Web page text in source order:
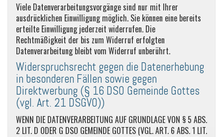
Viele Datenverarbeitungsvorgänge sind nur mit Ihrer
ausdrücklichen Einwilligung möglich. Sie können eine bereits
erteilte Einwilligung jederzeit widerrufen. Die
Rechtmäßigkeit der bis zum Widerruf erfolgten
Datenverarbeitung bleibt vom Widerruf unberührt.
Widerspruchsrecht gegen die Datenerhebung
in besonderen Fällen sowie gegen
Direktwerbung (§ 16 DSO Gemeinde Gottes
(vgl. Art. 21 DSGVO))
WENN DIE DATENVERARBEITUNG AUF GRUNDLAGE VON § 5 ABS.
2 LIT. D ODER G DSO GEMEINDE GOTTES (VGL. ART. 6 ABS. 1 LIT.